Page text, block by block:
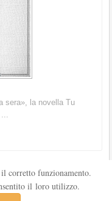
sera», la novella Tu
corretto funzionamento.
il loro utilizzo.